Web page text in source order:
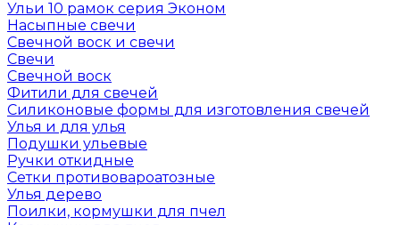
Ульи 10 рамок серия Эконом
Насыпные свечи
Свечной воск и свечи
Свечи
Свечной воск
Фитили для свечей
Силиконовые формы для изготовления свечей
Улья и для улья
Подушки ульевые
Ручки откидные
Сетки противовароатозные
Улья дерево
Поилки, кормушки для пчел